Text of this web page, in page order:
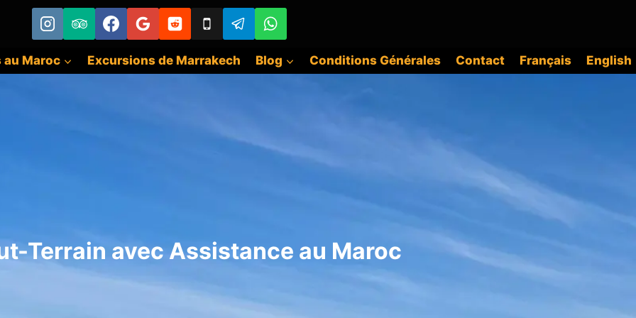
Maroc Excursions de Marrakech Blog Conditions Générales Contact Français English
Terrain avec Assistance au Maroc